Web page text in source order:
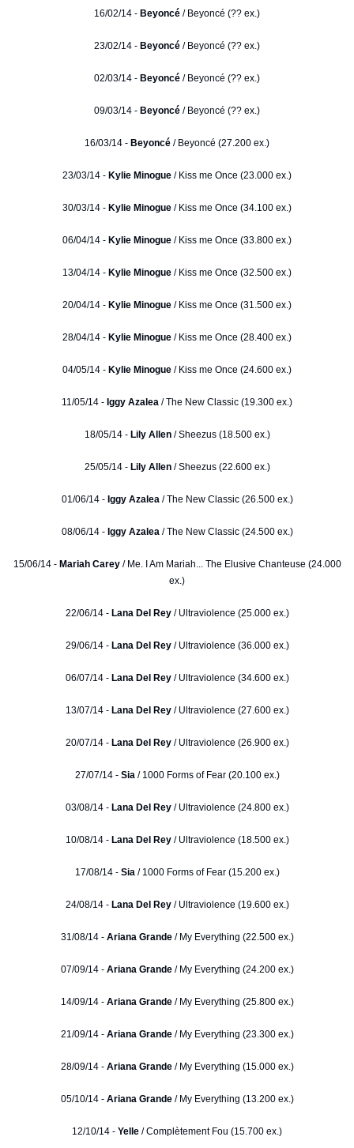
16/02/14 - Beyoncé / Beyoncé (?? ex.)
23/02/14 - Beyoncé / Beyoncé (?? ex.)
02/03/14 - Beyoncé / Beyoncé (?? ex.)
09/03/14 - Beyoncé / Beyoncé (?? ex.)
16/03/14 - Beyoncé / Beyoncé (27.200 ex.)
23/03/14 - Kylie Minogue / Kiss me Once (23.000 ex.)
30/03/14 - Kylie Minogue / Kiss me Once (34.100 ex.)
06/04/14 - Kylie Minogue / Kiss me Once (33.800 ex.)
13/04/14 - Kylie Minogue / Kiss me Once (32.500 ex.)
20/04/14 - Kylie Minogue / Kiss me Once (31.500 ex.)
28/04/14 - Kylie Minogue / Kiss me Once (28.400 ex.)
04/05/14 - Kylie Minogue / Kiss me Once (24.600 ex.)
11/05/14 - Iggy Azalea / The New Classic (19.300 ex.)
18/05/14 - Lily Allen/ Sheezus (18.500 ex.)
25/05/14 - Lily Allen/ Sheezus (22.600 ex.)
01/06/14 - Iggy Azalea/ The New Classic (26.500 ex.)
08/06/14 - Iggy Azalea/ The New Classic (24.500 ex.)
15/06/14 - Mariah Carey/ Me. I Am Mariah... The Elusive Chanteuse (24.000
ex.)
22/06/14 - Lana Del Rey/ Ultraviolence (25.000 ex.)
29/06/14 - Lana Del Rey / Ultraviolence (36.000 ex.)
06/07/14 - Lana Del Rey/ Ultraviolence (34.600 ex.)
13/07/14 -Lana Del Rey / Ultraviolence (27.600 ex.)
20/07/14 -Lana Del Rey/ Ultraviolence (26.900 ex.)
27/07/14 - Sia / 1000 Forms of Fear (20.100 ex.)
03/08/14 - Lana Del Rey / Ultraviolence (24.800 ex.)
10/08/14 - Lana Del Rey/ Ultraviolence (18.500 ex.)
17/08/14 - Sia / 1000 Forms of Fear (15.200 ex.)
24/08/14 -Lana Del Rey/ Ultraviolence (19.600 ex.)
31/08/14 - Ariana Grande/ My Everything (22.500 ex.)
07/09/14 - Ariana Grande/ My Everything (24.200 ex.)
14/09/14 - Ariana Grande/ My Everything (25.800 ex.)
21/09/14 - Ariana Grande/ My Everything (23.300 ex.)
28/09/14 - Ariana Grande/ My Everything (15.000 ex.)
05/10/14 -Ariana Grande/ My Everything (13.200 ex.)
12/10/14 - Yelle / Complètement Fou (15.700 ex.)